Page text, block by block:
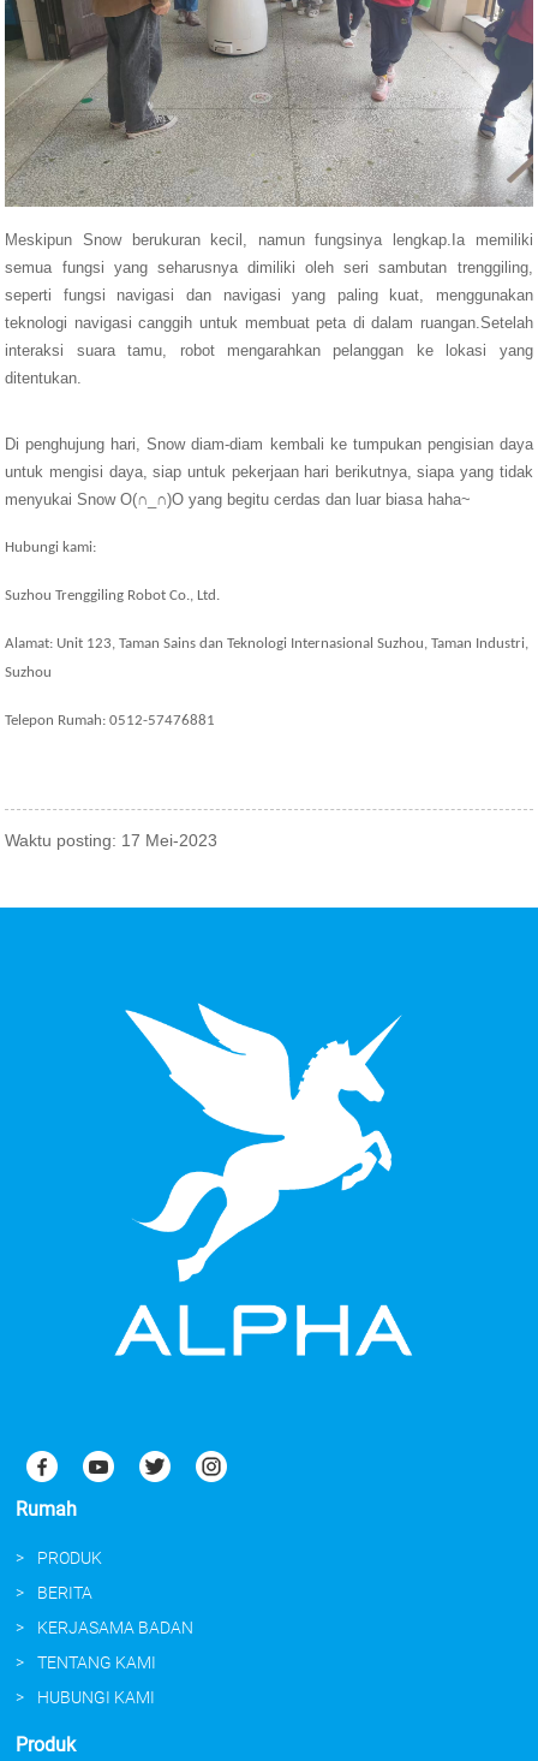
Meskipun Snow berukuran kecil, namun fungsinya lengkap.Ia memiliki
semua fungsi yang seharusnya dimiliki oleh seri sambutan trenggiling,
seperti fungsi navigasi dan navigasi yang paling kuat, menggunakan
teknologi navigasi canggih untuk membuat peta di dalam ruangan.Setelah
interaksi suara tamu, robot mengarahkan pelanggan ke lokasi yang
ditentukan.
Di penghujung hari, Snow diam-diam kembali ke tumpukan pengisian daya
untuk mengisi daya, siap untuk pekerjaan hari berikutnya, siapa yang tidak
menyukai Snow O(∩_∩)O yang begitu cerdas dan luar biasa haha~
Hubungi kami:
Suzhou Trenggiling Robot Co., Ltd.
Alamat: Unit 123, Taman Sains dan Teknologi Internasional Suzhou, Taman Industri,
Suzhou
Telepon Rumah: 0512-57476881
Waktu posting: 17 Mei-2023
Rumah
PRODUK
BERITA
KERJASAMA BADAN
TENTANG KAMI
HUBUNGI KAMI
Produk